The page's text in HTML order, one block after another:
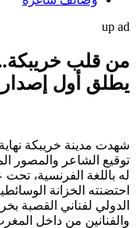
up ad
من قلب
يطلق أول إصدار
شهدت مدينة خريبكة
توقيع الشاعر والمصور
له باللغة الفرنسية،
احتضنته الخزانة
الدولي لفناني القصبة
والفنانين من داخل